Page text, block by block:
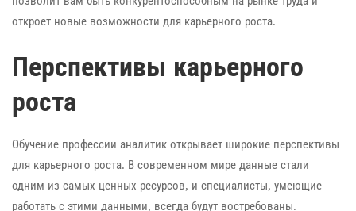
откроет новые возможности для карьерного роста.
Перспективы карьерного
роста
Обучение профессии аналитик открывает широкие перспективы
для карьерного роста. В современном мире данные стали
одним из самых ценных ресурсов, и специалисты, умеющие
работать с этими данными, всегда будут востребованы.